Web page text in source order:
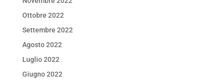
Ottobre 2022
Settembre 2022
Agosto 2022
Luglio 2022
Giugno 2022